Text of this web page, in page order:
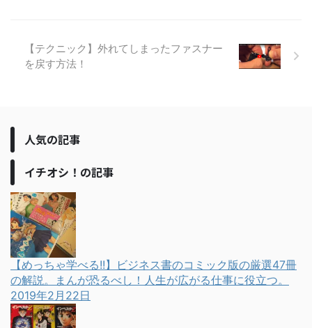
【テクニック】外れてしまったファスナー
を戻す方法！
人気の記事
イチオシ！の記事
【めっちゃ学べる!!】ビジネス書のコミック版の厳選47冊
の解説。まんが恐るべし！人生が広がる仕事に役立つ。
2019年2月22日